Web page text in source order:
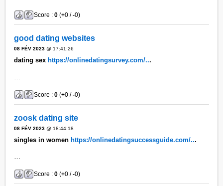
Score :0 (+0 /-0)
good dating websites
08 FÉV 2023 @ 17:41:26
dating sex https://onlinedatingsurvey.com/...
…
Score :0 (+0 /-0)
zoosk dating site
08 FÉV 2023 @ 18:44:18
singles in womenhttps://onlinedatingsuccessguide.com/...
…
Score :0 (+0 /-0)